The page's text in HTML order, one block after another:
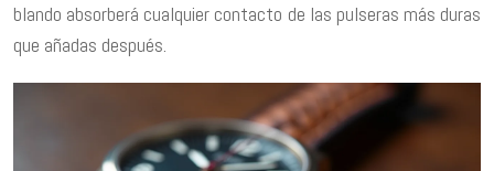
blando absorberá cualquier contacto de las pulseras más duras
que añadas después.